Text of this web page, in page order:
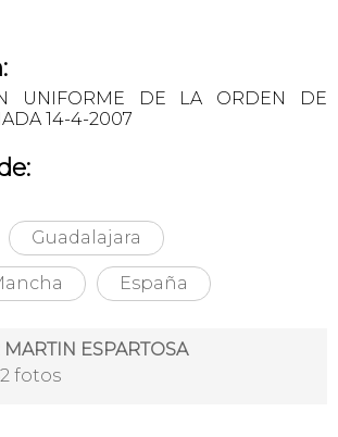
UNIFORME DE LA ORDEN DE
14-4-2007
Guadalajara
España
MARTIN ESPARTOSA
fotos